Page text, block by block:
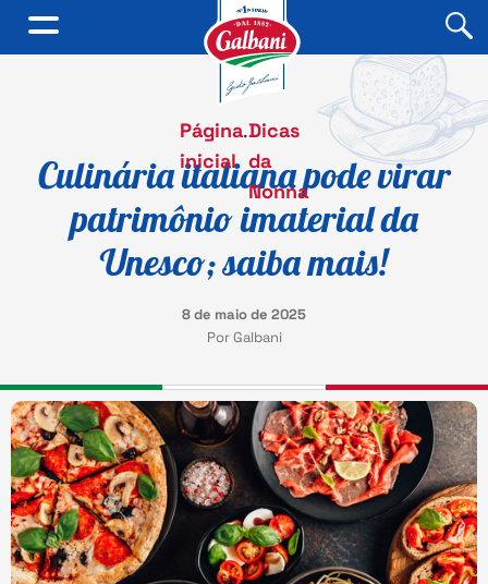
Página
inicial
.Dicas
da
Nonna
Culinária italiana pode virar
patrimônio imaterial da
Unesco; saiba mais!
8 de maio de 2025
Por Galbani